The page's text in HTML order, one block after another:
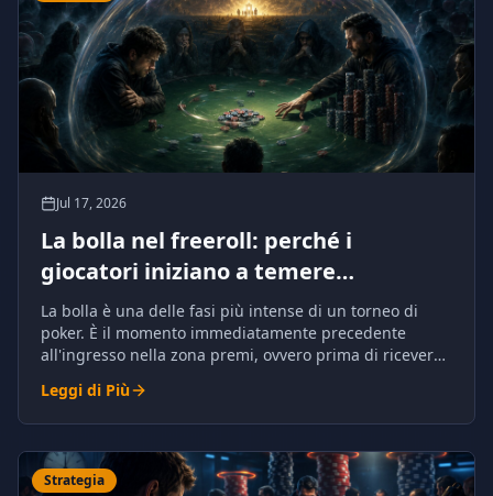
Jul 17, 2026
La bolla nel freeroll: perché i
giocatori iniziano a temere
l'eliminazione
La bolla è una delle fasi più intense di un torneo di
poker. È il momento immediatamente precedente
all'ingresso nella zona premi, ovvero prima di ricevere
Leggi di Più
Strategia